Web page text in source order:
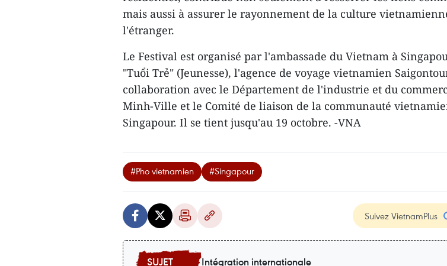
mais aussi à assurer le rayonnement de la culture
l'étranger.
Le Festival est organisé par l'ambassade du Vietnam à
"Tuổi Trẻ" (Jeunesse), l'agence de voyage vietnamien
collaboration avec le Département de l'industrie et du
Minh-Ville et le Comité de liaison de la communauté
Singapour. Il se tient jusqu'au 19 octobre. -VNA
#Pho vietnamien #Singapour
Suivez VietnamPlus
Intégration internationale